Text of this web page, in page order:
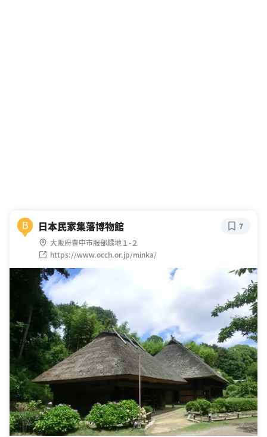
B 日本民家集落博物館
大阪府豊中市服部緑地１-２
https://www.occh.or.jp/minka/
7